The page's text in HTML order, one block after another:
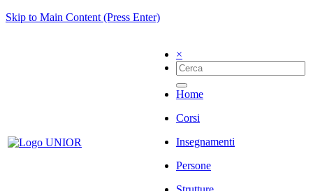
Skip to Main Content (Press Enter)
×
Home
Corsi
Insegnamenti
Persone